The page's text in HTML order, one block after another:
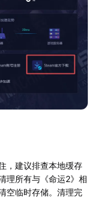
，建议排查本地缓存
理所有与《命运2》相
空临时存储。清理完